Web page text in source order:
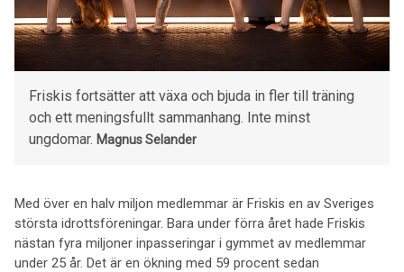
Friskis fortsätter att växa och bjuda in fler till träning
och ett meningsfullt sammanhang. Inte minst
ungdomar. Magnus Selander
Med över en halv miljon medlemmar är Friskis en av Sveriges
största idrottsföreningar. Bara under förra året hade Friskis
nästan fyra miljoner inpasseringar i gymmet av medlemmar
under 25 år. Det är en ökning med 59 procent sedan